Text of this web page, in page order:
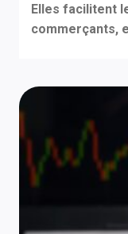
Elles facilitent
commerçants,